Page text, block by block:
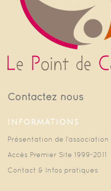
Contactez nous
INFORMATIONS
Présentation de l’association
Accès Premier Site 1999-2011
Contact & Infos pratiques